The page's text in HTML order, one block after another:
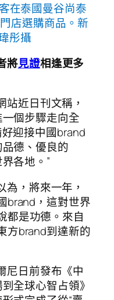
在泰國曼谷尚泰
店選購商品。新
彤攝
將見證相逢更多
站近日刊文稱，
個步驟走向全
迎接中國brand
德、優良的
各地。”
為，將來一年，
brand，這對世界
都是功德。來自
方brand到達新的
尼日前發布《中
全球心智占領》